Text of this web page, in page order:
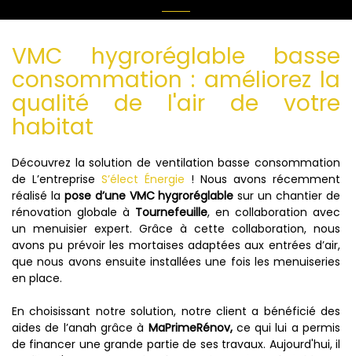
VMC hygroréglable basse
consommation : améliorez la
qualité de l'air de votre
habitat
Découvrez la solution de ventilation basse consommation
de L’entreprise S’élect Énergie ! Nous avons récemment
réalisé la pose d’une VMC hygroréglable sur un chantier de
rénovation globale à Tournefeuille, en collaboration avec
un menuisier expert. Grâce à cette collaboration, nous
avons pu prévoir les mortaises adaptées aux entrées d’air,
que nous avons ensuite installées une fois les menuiseries
en place.
En choisissant notre solution, notre client a bénéficié des
aides de l’anah grâce à MaPrimeRénov,ce qui lui a permis
de financer une grande partie de ses travaux. Aujourd'hui, il